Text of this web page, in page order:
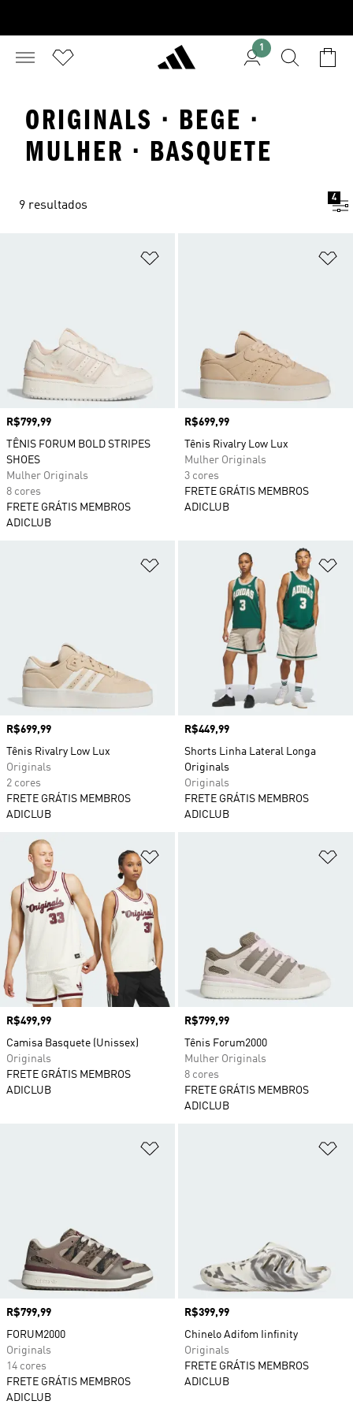
1
ORIGINALS · BEGE ·
MULHER · BASQUETE
9 resultados
4
Preço
R$799,99
TÊNIS FORUM BOLD STRIPES
SHOES
Mulher Originals
8 cores
FRETE GRÁTIS MEMBROS
ADICLUB
Preço
R$699,99
Tênis Rivalry Low Lux
Mulher Originals
3 cores
FRETE GRÁTIS MEMBROS
ADICLUB
Adicionar à Lista de Desejos
Preço
R$699,99
Tênis Rivalry Low Lux
Originals
2 cores
FRETE GRÁTIS MEMBROS
ADICLUB
Preço
R$449,99
Shorts Linha Lateral Longa
Originals
Originals
FRETE GRÁTIS MEMBROS
ADICLUB
Preço
R$499,99
Camisa Basquete (Unissex)
Originals
FRETE GRÁTIS MEMBROS
ADICLUB
Preço
R$799,99
Tênis Forum2000
Mulher Originals
8 cores
FRETE GRÁTIS MEMBROS
ADICLUB
Preço
R$799,99
FORUM2000
Originals
14 cores
FRETE GRÁTIS MEMBROS
ADICLUB
Preço
R$399,99
Chinelo Adifom Iinfinity
Originals
FRETE GRÁTIS MEMBROS
ADICLUB